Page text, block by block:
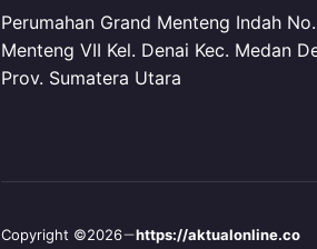
Perumahan Grand Menteng Indah
Menteng VII Kel. Denai Kec. Medan
Prov. Sumatera Utara
Copyright ©2026 https://aktualonline.co